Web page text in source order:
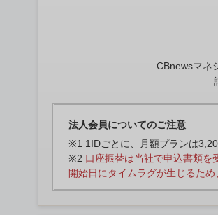
CBnewsマネ
法人会員についてのご注意
※1 1IDごとに、月額プランは
※2 口座振替は当社で申込書類を
開始日にタイムラグが生じるた